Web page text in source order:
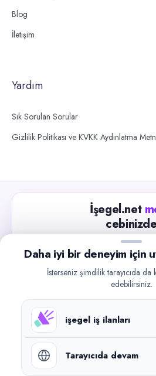
Blog
İletişim
Yardım
Sık Sorulan Sorular
Gizlilik Politikası ve KVKK Aydınlatma
İşegel.net
cebinizde
Güncel iş ilanlarını takip edin,
iletişime geçin.
©2026işegel.net. Tüm
Daha iyi bir deneyim için
İsterseniz şimdilik tarayıcıda
edebilirsiniz.
işegel iş ilanları
Tarayıcıda devam